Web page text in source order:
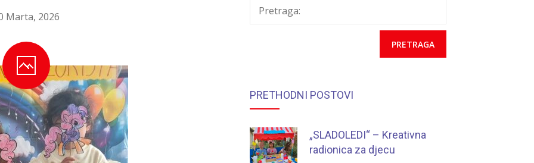
Marta, 2026 Pretraga:
PRETHODNI POSTOVI
„SLADOLEDI“ – Kreativna
radionica za djecu